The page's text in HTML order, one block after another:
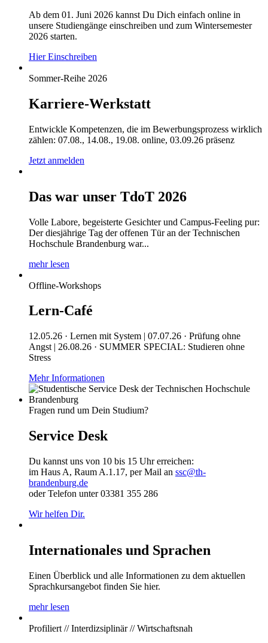
Ab dem 01. Juni 2026 kannst Du Dich einfach online in
unsere Studiengänge einschreiben und zum Wintersemester
2026 starten.
Hier Einschreiben
Sommer-Reihe 2026
Karriere-Werkstatt
Entwickle Kompetenzen, die im Bewerbungsprozess wirklich
zählen: 07.08., 14.08., 19.08. online, 03.09.26 präsenz
Jetzt anmelden
Das war unser TdoT 2026
Volle Labore, begeisterte Gesichter und Campus-Feeling pur:
Der diesjährige Tag der offenen Tür an der Technischen
Hochschule Brandenburg war...
mehr lesen
Offline-Workshops
Lern-Café
12.05.26 · Lernen mit System | 07.07.26 · Prüfung ohne
Angst | 26.08.26 · SUMMER SPECIAL: Studieren ohne
Stress
Mehr Informationen
Fragen rund um Dein Studium?
Service Desk
Du kannst uns von 10 bis 15 Uhr erreichen:
im Haus A, Raum A.1.17, per Mail an ssc@th-
brandenburg.de
oder Telefon unter 03381 355 286
Wir helfen Dir.
Internationales und Sprachen
Einen Überblick und alle Informationen zu dem aktuellen
Sprachkursangebot finden Sie hier.
mehr lesen
Profiliert // Interdizsiplinär // Wirtschaftsnah